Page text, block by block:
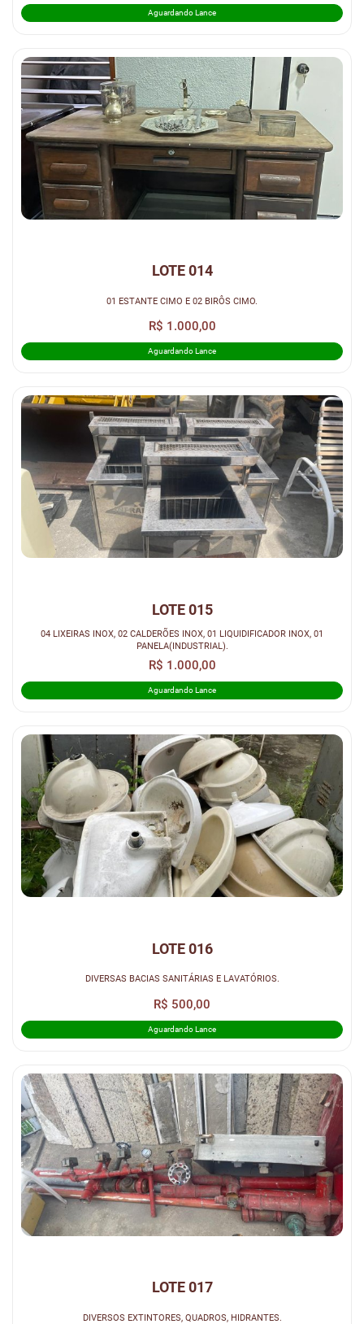
Aguardando Lance
LOTE 014
01 ESTANTE CIMO E 02 BIRÔS CIMO.
R$ 1.000,00
Aguardando Lance
LOTE 015
04 LIXEIRAS INOX, 02 CALDERÕES INOX, 01 LIQUIDIFICADOR INOX, 01
PANELA(INDUSTRIAL).
R$ 1.000,00
Aguardando Lance
LOTE 016
DIVERSAS BACIAS SANITÁRIAS E LAVATÓRIOS.
R$ 500,00
Aguardando Lance
LOTE 017
DIVERSOS EXTINTORES, QUADROS, HIDRANTES.